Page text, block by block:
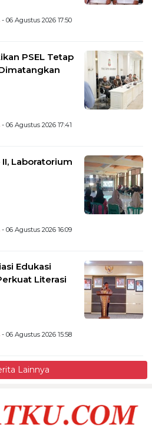
- 06 Agustus 2026 17:50
PSEL Tetap
- 06 Agustus 2026 17:41
Laboratorium
- 06 Agustus 2026 16:09
Edukasi
Literasi
- 06 Agustus 2026 15:58
Lainnya